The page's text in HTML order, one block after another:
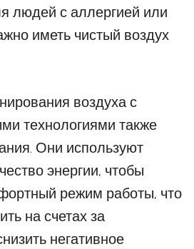
людей с аллергией или
иметь чистый воздух
воздуха с
технологиями также
Они используют
энергии, чтобы
режим работы, что
на счетах за
негативное